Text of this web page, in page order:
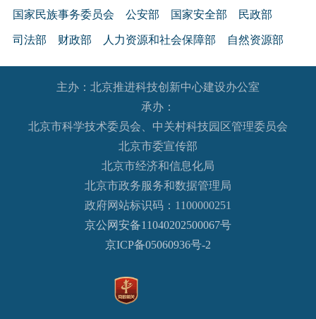
国家民族事务委员会 公安部 国家安全部 民政部
司法部 财政部 人力资源和社会保障部 自然资源部
生态环境部 住房和城乡建设部 交通运输部 水利部
农业农村部 商务部 文化和旅游部
退役军人事务部
国家语言文字工作委员会
国家航天局 国家原子能机构
国家核安全局
国务院国有资产监督管理委员会
国家市场监督管理总局
国家医疗保障局
主办：北京推进科技创新中心建设办公室
承办：
北京市科学技术委员会、中关村科技园区管理委员会
北京市委宣传部
北京市经济和信息化局
北京市政务服务和数据管理局
政府网站标识码：1100000251
京公网安备11040202500067号
京ICP备05060936号-2